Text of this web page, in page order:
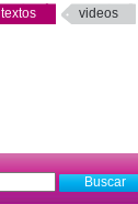
textos videos